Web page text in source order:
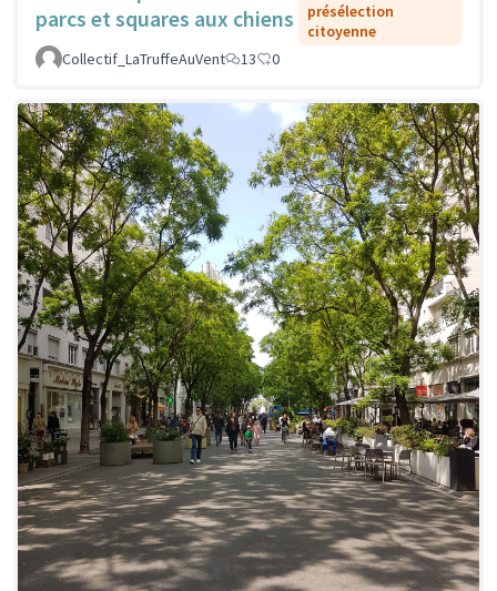
parcs et squares aux chiens
présélection
citoyenne
Collectif_LaTruffeAuVent
13 0